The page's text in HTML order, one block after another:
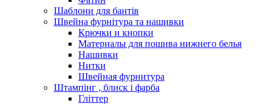
Шаблони для бантів
Швейна фурнітура та нашивки
Крючки и кнопки
Материалы для пошива нижнего белья
Нашивки
Нитки
Швейная фурнитура
Штампінг , блиск і фарба
Гліттер